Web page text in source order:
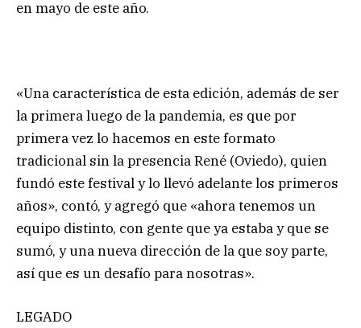
en mayo de este año.
«Una característica de esta edición, además de ser
la primera luego de la pandemia, es que por
primera vez lo hacemos en este formato
tradicional sin la presencia René (Oviedo), quien
fundó este festival y lo llevó adelante los primeros
años», contó, y agregó que «ahora tenemos un
equipo distinto, con gente que ya estaba y que se
sumó, y una nueva dirección de la que soy parte,
así que es un desafío para nosotras».
LEGADO